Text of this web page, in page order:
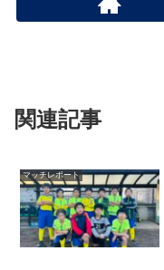
関連記事
マッチレポート